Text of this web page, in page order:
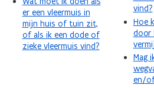
er een vleermuis in
mijn huis of tuin zit,
of als ik een dode of
zieke vleermuis vind?
vind?
Hoe
door
Mag
en/